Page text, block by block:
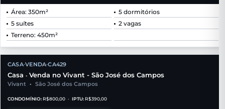
Área: 350m²
5 dormitórios
5 suítes
2 vagas
Terreno: 450m²
CASA•VENDA•CA429
Casa • Venda no Vivant - São José dos Campos
Vivant • São José dos Campos
CONDOMÍNIO: R$800,00 • IPTU: R$390,00